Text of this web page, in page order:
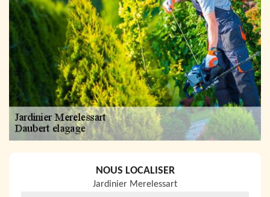
NOUS LOCALISER
Jardinier Merelessart